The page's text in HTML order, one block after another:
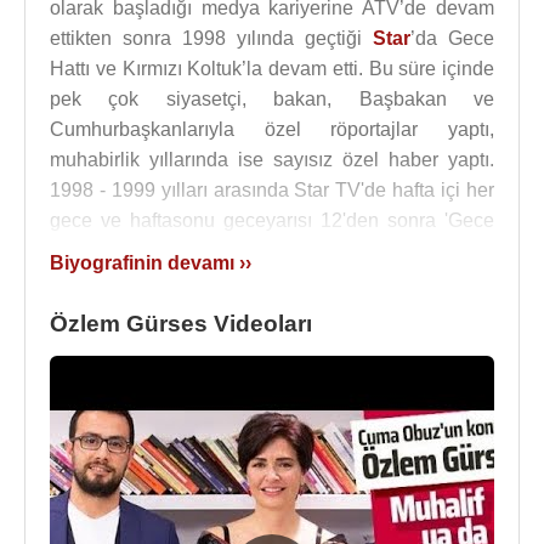
olarak başladığı medya kariyerine ATV’de devam
ettikten sonra 1998 yılında geçtiği Star’da Gece
Hattı ve Kırmızı Koltuk’la devam etti. Bu süre içinde
pek çok siyasetçi, bakan, Başbakan ve
Cumhurbaşkanlarıyla özel röportajlar yaptı,
muhabirlik yıllarında ise sayısız özel haber yaptı.
1998 - 1999 yılları arasında Star TV'de hafta içi her
gece ve haftasonu geceyarısı 12'den sonra 'Gece
Hattı' adlı programını sundu.
kariyerine ara verdi. Geri döndüğünde
Güldemir’in kurduğuHabertürk TV’de 20. Saat, 13
Habertürk Gündem programlarını hazırladı ve
sundu.
Kanal 1Ana Haber’in hem haber müdür yardımcısı
hem de ekran yüzüydü. Ratinglerde 90-100
Biyografinin devamı ››
Özlem Gürses Videoları